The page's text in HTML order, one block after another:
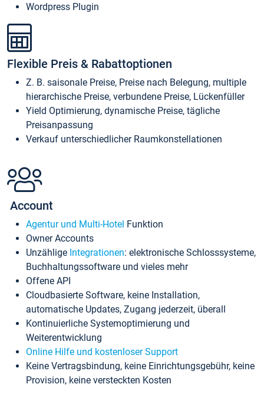
Wordpress Plugin
Flexible Preis & Rabattoptionen
Z. B. saisonale Preise, Preise nach Belegung, multiple
hierarchische Preise, verbundene Preise, Lückenfüller
Yield Optimierung, dynamische Preise, tägliche
Preisanpassung
Verkauf unterschiedlicher Raumkonstellationen
Account
Agentur und Multi-Hotel Funktion
Owner Accounts
Unzählige Integrationen: elektronische Schlosssysteme,
Buchhaltungssoftware und vieles mehr
Offene API
Cloudbasierte Software, keine Installation,
automatische Updates, Zugang jederzeit, überall
Kontinuierliche Systemoptimierung und
Weiterentwicklung
Online Hilfe und kostenloser Support
Keine Vertragsbindung, keine Einrichtungsgebühr, keine
Provision, keine versteckten Kosten